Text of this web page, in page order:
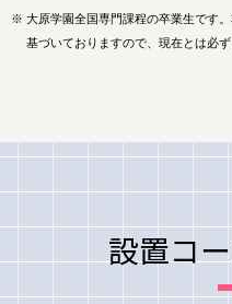
※ 大原学園全国専門課程の卒業生です
基づいておりますので、現在とは必
設置コ